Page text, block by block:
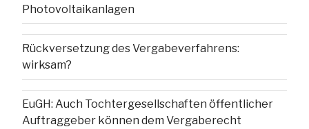
Photovoltaikanlagen
Rückversetzung des Vergabeverfahrens:
wirksam?
EuGH: Auch Tochtergesellschaften öffentlicher
Auftraggeber können dem Vergaberecht